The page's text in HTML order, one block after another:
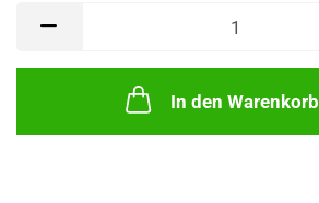
In den Warenkorb